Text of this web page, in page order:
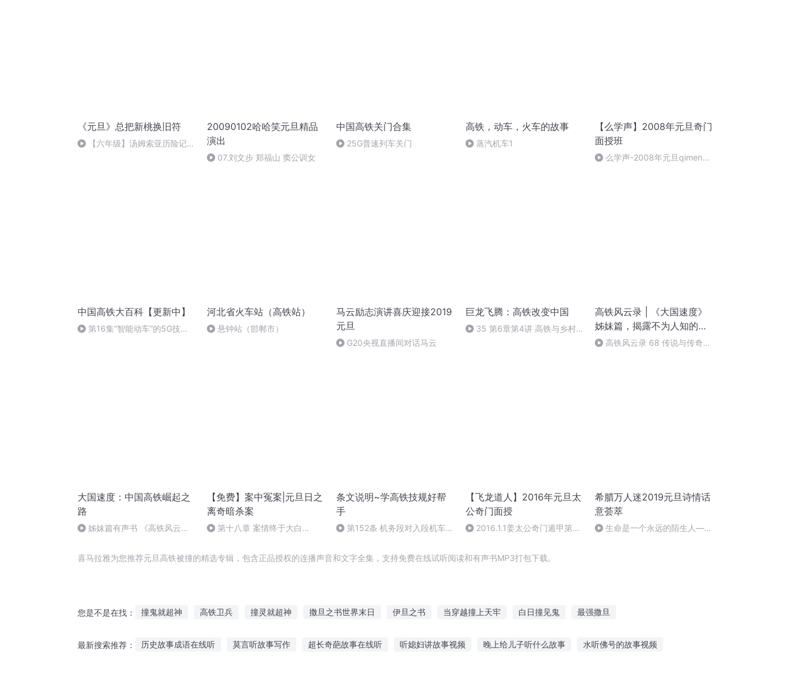
《元旦》总把新桃换旧符
【六年级】汤姆索亚历险记
20090102哈哈笑元旦精品
演出
07.刘文步 郑福山 窦公训女
中国高铁关门合集
25G普速列车关门
高铁，动车，火车的故事
蒸汽机车1
【么学声】2008年元旦奇门
面授班
么学声-2008年元旦qimen面
中国高铁大百科【更新中】
第16集“智能动车”的5G技
河北省火车站（高铁站）
悬钟站（邯郸市）
马云励志演讲喜庆迎接2019
元旦
G20央视直播间对话马云
巨龙飞腾：高铁改变中国
35 第6章第4讲 高铁与乡村
高铁风云录 | 《大国速度》
姊妹篇，揭露不为人知的高
铁内幕
高铁风云录 68 传说与传奇
大国速度：中国高铁崛起之
路
姊妹篇有声书 《高铁风云
【免费】案中冤案|元旦日之
离奇暗杀案
第十八章 案情终于大白
条文说明~学高铁技规好帮
手
第152条 机务段对入段机车按
【飞龙道人】2016年元旦太
公奇门面授
2016.1.1姜太公奇门遁甲第一
希腊万人迷2019元旦诗情话
意荟萃
生命是一个永远的陌生人——
喜马拉雅为您推荐元旦高铁被撞的精选专辑，包含正品授权的连播声音和文字全集，支持免费在线试听阅读和有声书MP3打包下载。
您是不是在找： 撞鬼就超神 高铁卫兵 撞灵就超神 撒旦之书世界末日 伊旦之书 当穿越撞上天牢 白日撞见鬼 最强撒旦
最新搜索推荐： 历史故事成语在线听 莫言听故事写作 超长奇葩故事在线听 听媳妇讲故事视频 晚上给儿子听什么故事 水听佛号的故事视频